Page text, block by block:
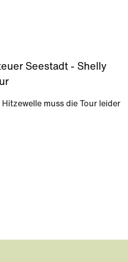
Seestadt - Shelly
muss die Tour leider